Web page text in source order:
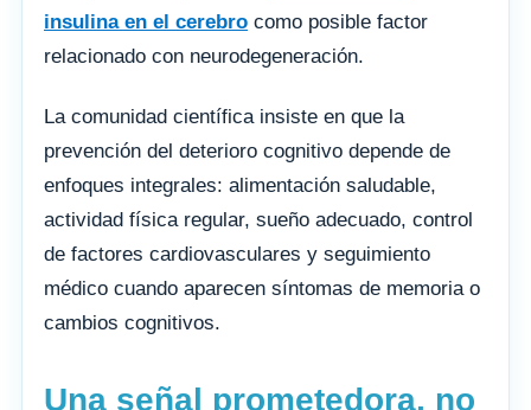
insulina en el cerebro como posible factor
relacionado con neurodegeneración.
La comunidad científica insiste en que la
prevención del deterioro cognitivo depende de
enfoques integrales: alimentación saludable,
actividad física regular, sueño adecuado, control
de factores cardiovasculares y seguimiento
médico cuando aparecen síntomas de memoria o
cambios cognitivos.
Una señal prometedora, no